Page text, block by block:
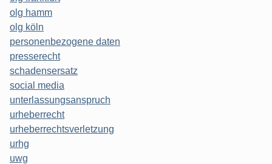
olg hamm
olg köln
personenbezogene daten
presserecht
schadensersatz
social media
unterlassungsanspruch
urheberrecht
urheberrechtsverletzung
urhg
uwg